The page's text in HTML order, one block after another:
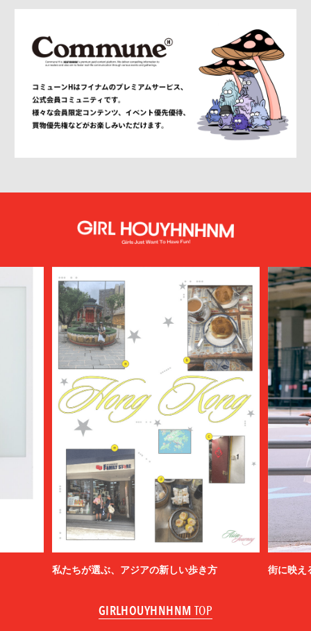
私たちが選ぶ、アジアの新しい歩き方 街に映え
GIRLHOUYHNHNM TOP